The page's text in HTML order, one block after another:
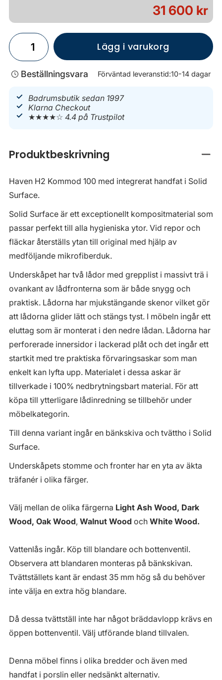
31 600 kr
Lägg i varukorg
Beställningsvara Förväntad leveranstid:10-14 dagar
Badrumsbutik sedan 1997
Klarna Checkout
★★★★☆4.4 på Trustpilot
Produktbeskrivning
Haven H2 Kommod 100 med integrerat handfat i Solid
Surface.
Solid Surface är ett exceptionellt kompositmaterial som
passar perfekt till alla hygieniska ytor. Vid repor och
fläckar återställs ytan till original med hjälp av
medföljande mikrofiberduk.
Underskåpet har två lådor med grepplist i massivt trä i
ovankant av lådfronterna som är både snygg och
praktisk. Lådorna har mjukstängande skenor vilket gör
att lådorna glider lätt och stängs tyst. I möbeln ingår ett
eluttag som är monterat i den nedre lådan. Lådorna har
perforerade innersidor i lackerad plåt och det ingår ett
startkit med tre praktiska förvaringsaskar som man
enkelt kan lyfta upp. Materialet i dessa askar är
tillverkade i 100% nedbrytningsbart material. För att
köpa till ytterligare lådinredning se tillbehör under
möbelkategorin.
Till denna variant ingår en bänkskiva och tvättho i Solid
Surface.
Underskåpets stomme och fronter har en yta av äkta
träfanér i olika färger.
Välj mellan de olika färgerna Light Ash Wood, Dark
Wood, Oak Wood, Walnut Wood och White Wood.
Vattenlås ingår. Köp till blandare och bottenventil.
Observera att blandaren monteras på bänkskivan.
Tvättställets kant är endast 35 mm hög så du behöver
inte välja en extra hög blandare.
Då dessa tvättställ inte har något bräddavlopp krävs en
öppen bottenventil. Välj utförande bland tillvalen.
Denna möbel finns i olika bredder och även med
handfat i porslin eller nedsänkt alternativ.